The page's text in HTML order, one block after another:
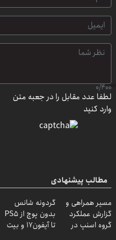
0/400
لطفا عدد مقابل را در جعبه متن
وارد کنید
مطالب پیشنهادی
مسیر همراهی و
گزارش عملکرد
گروه اسنپ در
گردونه شانس
بدون پوچ از PS5
تا آیفون17 و بیت